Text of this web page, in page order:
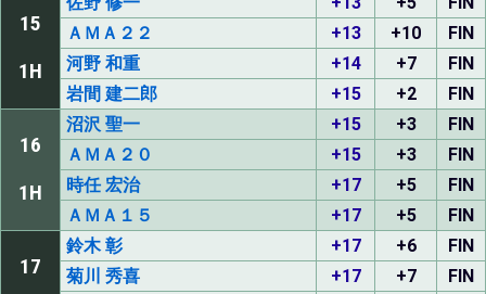
15
1H
ＡＭＡ２２
+13 +10
FIN
河野 和重
+14 +7
FIN
岩間 建二郎
+15 +2 FIN
16
1H
沼沢 聖一 +15 +3
FIN
ＡＭＡ２０
+15 +3
FIN
時任 宏治
+17 +5
FIN
ＡＭＡ１５
+17 +5 FIN
17
鈴木 彰 +17 +6
FIN
菊川 秀喜
+17 +7
FIN